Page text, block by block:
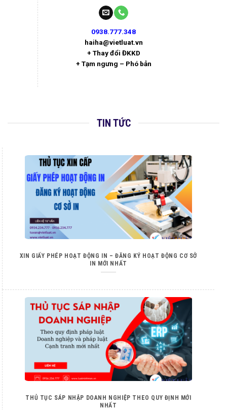
0938.777.348
haiha@vietluat.vn
+ Thay đổi ĐKKD
+ Tạm ngưng – Phó bản
TIN TỨC
XIN GIẤY PHÉP HOẠT ĐỘNG IN – ĐĂNG KÝ HOẠT ĐỘNG CƠ SỞ
IN MỚI NHẤT
THỦ TỤC SÁP NHẬP DOANH NGHIỆP THEO QUY ĐỊNH MỚI
NHẤT